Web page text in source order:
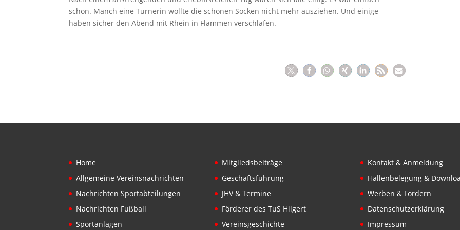
schön. Manch eine Turnerin wollte die schönen Socken nicht mehr ausziehen. Und einige
haben sicher den Abend mit Rhein in Flammen verschlafen.
Home
Allgemeine Vereinsnachrichten
Nachrichten Sportabteilungen
Nachrichten Fußball
Sportanlagen
Mitgliedsbeiträge
Geschäftsführung
JHV & Termine
Förderer des TuS Hilgert
Vereinsgeschichte
Kontakt & Anmeldung
Hallenbelegung &
Werben & Fördern
Datenschutzerklärung
Impressum